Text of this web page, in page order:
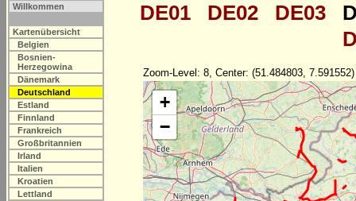
Willkommen
Kartenübersicht
Belgien
Bosnien-
Herzegowina
Dänemark
Deutschland
Estland
Finnland
Frankreich
Großbritannien
Irland
Italien
Kroatien
Lettland
DE01 DE02 DE03
Zoom-Level: 8, Center: (51.484803, 7.591552)
+
−